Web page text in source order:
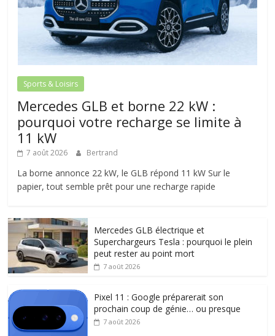
Sports & Loisirs
Mercedes GLB et borne 22 kW :
pourquoi votre recharge se limite à
11 kW
7 août 2026 Bertrand
La borne annonce 22 kW, le GLB répond 11 kW Sur le
papier, tout semble prêt pour une recharge rapide
Mercedes GLB électrique et
Superchargeurs Tesla : pourquoi le plein
peut rester au point mort
7 août 2026
Pixel 11 : Google préparerait son
prochain coup de génie… ou presque
7 août 2026